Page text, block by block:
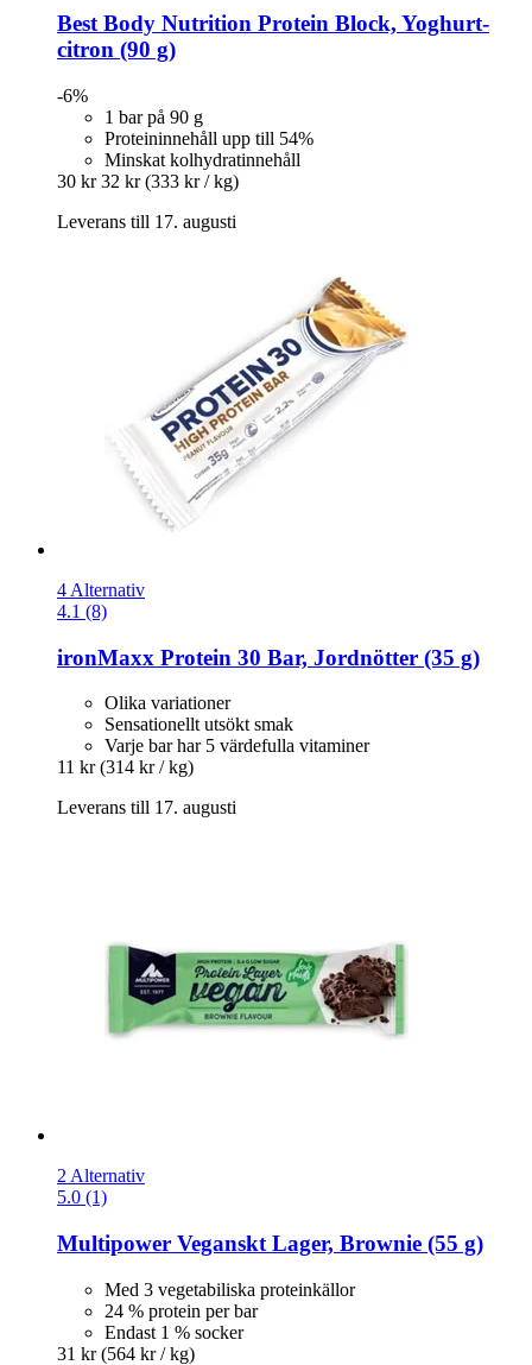
Best Body Nutrition Protein Block, Yoghurt-​
citron (90 g)
-6%
1 bar på 90 g
Proteininnehåll upp till 54%
Minskat kolhydratinnehåll
30 kr 32 kr (333 kr / kg)
Leverans till 17. augusti
4 Alternativ
4.1 (8)
ironMaxx Protein 30 Bar, Jordnötter (35 g)
Olika variationer
Sensationellt utsökt smak
Varje bar har 5 värdefulla vitaminer
11 kr (314 kr / kg)
Leverans till 17. augusti
2 Alternativ
5.0 (1)
Multipower Veganskt Lager, Brownie (55 g)
Med 3 vegetabiliska proteinkällor
24 % protein per bar
Endast 1 % socker
31 kr (564 kr / kg)